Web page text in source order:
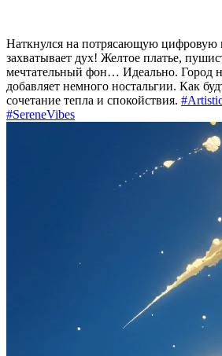
Наткнулся на потрясающую цифровую
захватывает дух! Желтое платье,
мечтательный фон… Идеально. Город
добавляет немного ностальгии. Как
сочетание тепла и спокойствия.
#SereneVibes